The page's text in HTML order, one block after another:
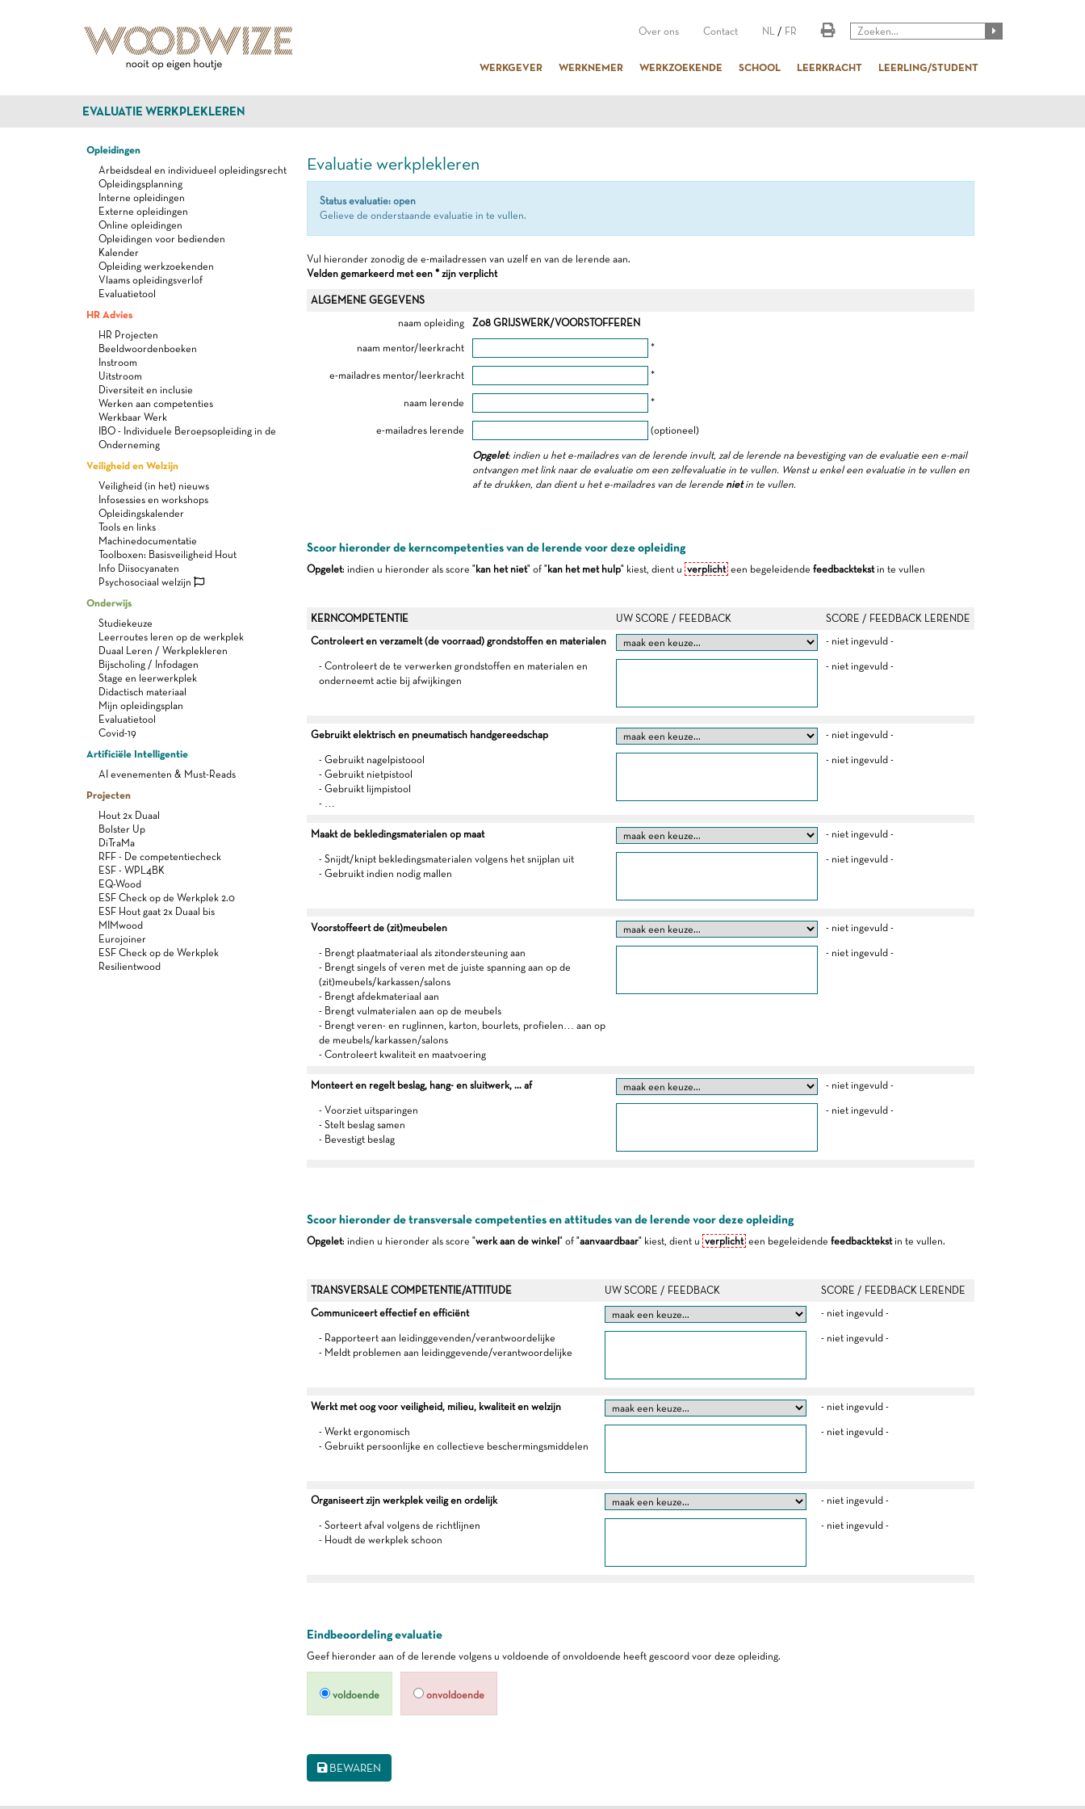
Over ons Contact NL / FR
WERKGEVER WERKNEMER WERKZOEKENDE SCHOOL LEERKRACHT LEERLING/STUDENT
EVALUATIE WERKPLEKLEREN
Opleidingen
Arbeidsdeal en individueel opleidingsrecht
Opleidingsplanning
Interne opleidingen
Externe opleidingen
Online opleidingen
Opleidingen voor bedienden
Kalender
Opleiding werkzoekenden
Vlaams opleidingsverlof
Evaluatietool
HR Advies
HR Projecten
Beeldwoordenboeken
Instroom
Uitstroom
Diversiteit en inclusie
Werken aan competenties
Werkbaar Werk
IBO - Individuele Beroepsopleiding in de
Onderneming
Veiligheid en Welzijn
Veiligheid (in het) nieuws
Infosessies en workshops
Opleidingskalender
Tools en links
Machinedocumentatie
Toolboxen: Basisveiligheid Hout
Info Diisocyanaten
Psychosociaal welzijn
Onderwijs
Studiekeuze
Leerroutes leren op de werkplek
Duaal Leren / Werkplekleren
Bijscholing / Infodagen
Stage en leerwerkplek
Didactisch materiaal
Mijn opleidingsplan
Evaluatietool
Covid-19
Artificiële Intelligentie
AI evenementen & Must-Reads
Projecten
Hout 2x Duaal
Bolster Up
DiTraMa
RFF - De competentiecheck
ESF - WPL4BK
EQ-Wood
ESF Check op de Werkplek 2.0
ESF Hout gaat 2x Duaal bis
MIMwood
Eurojoiner
ESF Check op de Werkplek
Resilientwood
Evaluatie werkplekleren
Status evaluatie: open
Gelieve de onderstaande evaluatie in te vullen.
Vul hieronder zonodig de e-mailadressen van uzelf en van de lerende aan.
Velden gemarkeerd met een * zijn verplicht
ALGEMENE GEGEVENS
naam opleiding
Z08 GRIJSWERK/VOORSTOFFEREN
naam mentor/leerkracht *
e-mailadres mentor/leerkracht *
naam lerende *
e-mailadres lerende (optioneel)
Opgelet: indien u het e-mailadres van de lerende invult, zal de lerende na bevestiging van de evaluatie een e-mail
ontvangen met link naar de evaluatie om een zelfevaluatie in te vullen. Wenst u enkel een evaluatie in te vullen en
af te drukken, dan dient u het e-mailadres van de lerende nietin te vullen.
Scoor hieronder de kerncompetenties van de lerende voor deze opleiding
Opgelet: indien u hieronder als score "kan het niet" of "kan het met hulp" kiest, dient u verplichteen begeleidende feedbacktekstin te vullen
KERNCOMPETENTIE UW SCORE / FEEDBACK
SCORE / FEEDBACK LERENDE
Controleert en verzamelt (de voorraad) grondstoffen en materialen
- niet ingevuld -
- Controleert de te verwerken grondstoffen en materialen en
onderneemt actie bij afwijkingen
- niet ingevuld -
Gebruikt elektrisch en pneumatisch handgereedschap - niet ingevuld -
- Gebruikt nagelpistoool
- Gebruikt nietpistool
- Gebruikt lijmpistool
- …
- niet ingevuld -
Maakt de bekledingsmaterialen op maat - niet ingevuld -
- Snijdt/knipt bekledingsmaterialen volgens het snijplan uit
- Gebruikt indien nodig mallen
- niet ingevuld -
Voorstoffeert de (zit)meubelen - niet ingevuld -
- Brengt plaatmateriaal als zitondersteuning aan
- Brengt singels of veren met de juiste spanning aan op de
(zit)meubels/karkassen/salons
- Brengt afdekmateriaal aan
- Brengt vulmaterialen aan op de meubels
- Brengt veren- en ruglinnen, karton, bourlets, profielen… aan op
de meubels/karkassen/salons
- Controleert kwaliteit en maatvoering
- niet ingevuld -
Monteert en regelt beslag, hang- en sluitwerk, ... af - niet ingevuld -
- Voorziet uitsparingen
- Stelt beslag samen
- Bevestigt beslag
- niet ingevuld -
Scoor hieronder de transversale competenties en attitudes van de lerende voor deze opleiding
Opgelet: indien u hieronder als score "werk aan de winkel " of "aanvaardbaar" kiest, dient u verplichteen begeleidende feedbacktekstin te vullen.
TRANSVERSALE COMPETENTIE/ATTITUDE UW SCORE / FEEDBACK
SCORE / FEEDBACK LERENDE
Communiceert effectief en efficiënt
- niet ingevuld -
- Rapporteert aan leidinggevenden/verantwoordelijke
- Meldt problemen aan leidinggevende/verantwoordelijke
- niet ingevuld -
Werkt met oog voor veiligheid, milieu, kwaliteit en welzijn - niet ingevuld -
- Werkt ergonomisch
- Gebruikt persoonlijke en collectieve beschermingsmiddelen
- niet ingevuld -
Organiseert zijn werkplek veilig en ordelijk - niet ingevuld -
- Sorteert afval volgens de richtlijnen
- Houdt de werkplek schoon
- niet ingevuld -
Eindbeoordeling evaluatie
Geef hieronder aan of de lerende volgens u voldoende of onvoldoende heeft gescoord voor deze opleiding.
voldoende onvoldoende
BEWAREN